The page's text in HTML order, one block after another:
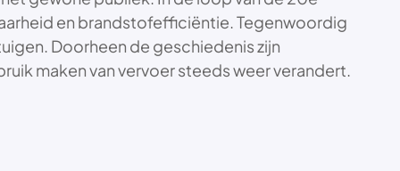
en brandstofefficiëntie. Tegenwoordig
Doorheen de geschiedenis zijn
maken van vervoer steeds weer verandert.